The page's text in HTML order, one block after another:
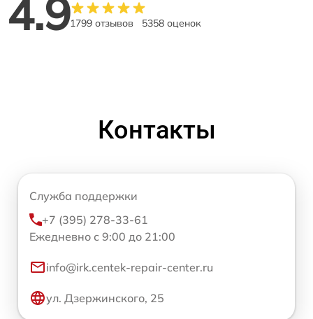
4.91799 отзывов 5358 оценок
Контакты
Служба поддержки
+7 (395) 278-33-61
Ежедневно с 9:00 до 21:00
info@irk.centek-repair-center.ru
ул. Дзержинского, 25